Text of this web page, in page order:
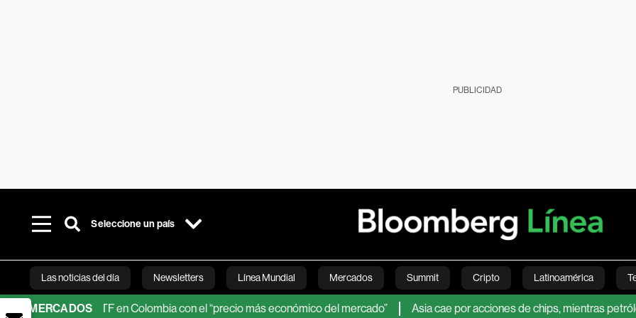
PUBLICIDAD
Seleccione un país
Las noticias del día Newsletters Línea Mundial Mercados Summit Cripto Latinoamérica
Bloomberg Green Economía Estilo de vida Mundo Videos
MERCADOS
primer ETF en Colombia con el “precio más económico del mercado” Asia cae por acciones de chips, mientras petróleo baja